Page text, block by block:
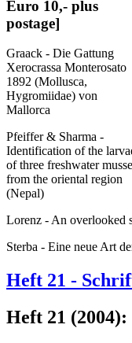
Euro 10,- plus
postage]
Graack - Die Gattung
Xerocrassa Monterosato
1892 (Mollusca,
Hygromiidae) von
Mallorca
Pfeiffer & Sharma -
Identification of the
of three freshwater
from the oriental region
(Nepal)
Lorenz - An overlooked
Sterba - Eine neue Art
Heft 21 -
Heft 21 (2004):